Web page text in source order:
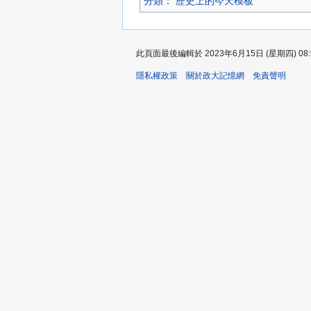
此頁面最後編輯於 2023年6月15日 (星期四)
隱私權政策 關於政大記憶網 免責聲明